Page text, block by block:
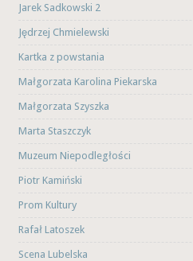
Jarek Sadkowski 2
Jędrzej Chmielewski
Kartka z powstania
Małgorzata Karolina Piekarska
Małgorzata Szyszka
Marta Staszczyk
Muzeum Niepodległości
Piotr Kamiński
Prom Kultury
Rafał Latoszek
Scena Lubelska